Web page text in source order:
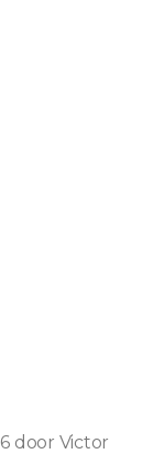
door Victor